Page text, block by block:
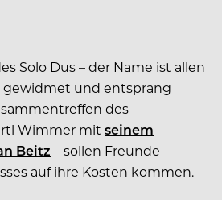
Solo Dus – der Name ist allen
und entsprang
des
Wimmer mit seinem
Beitz – sollen Freunde
auf ihre Kosten kommen.